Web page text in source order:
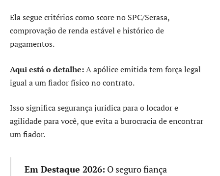
Ela segue critérios como score no SPC/Serasa,
comprovação de renda estável e histórico de
pagamentos.
Aqui está o detalhe:A apólice emitida tem força legal
igual a um fiador físico no contrato.
Isso significa segurança jurídica para o locador e
agilidade para você, que evita a burocracia de encontrar
um fiador.
Em Destaque 2026: O seguro fiança